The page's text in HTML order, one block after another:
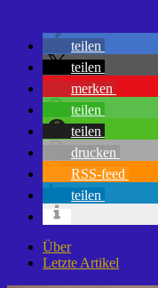
teilen
teilen
merken
teilen
teilen
drucken
RSS-feed
teilen
Über
Letzte Artikel